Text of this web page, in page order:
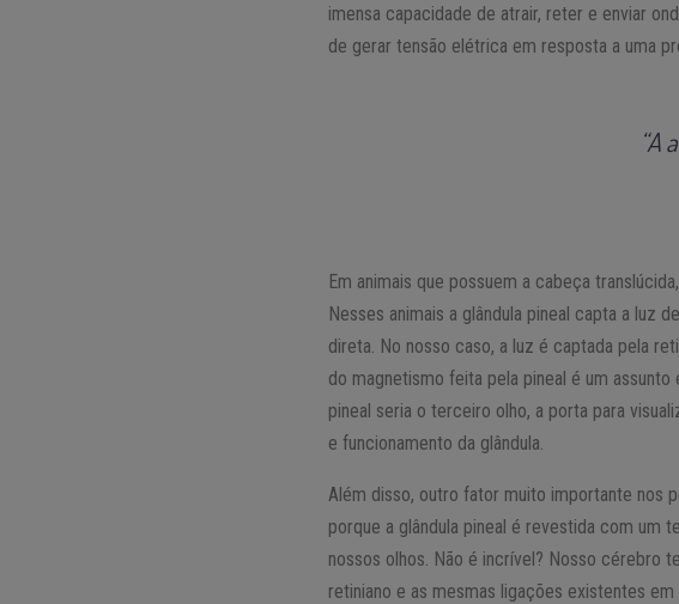
imensa capacidade de atrair, reter e enviar
de gerar tensão elétrica em resposta a uma
“A
Em animais que possuem a cabeça
Nesses animais a glândula pineal capta a luz
direta. No nosso caso, a luz é captada pela
do magnetismo feita pela pineal é um
pineal seria o terceiro olho, a porta para
e funcionamento da glândula.
Além disso, outro fator muito importante nos
porque a glândula pineal é revestida com um
nossos olhos. Não é incrível? Nosso cérebro
retiniano e as mesmas ligações existentes